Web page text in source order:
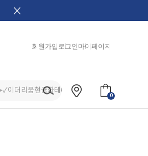
회원가입 로그인 마이페이지
0